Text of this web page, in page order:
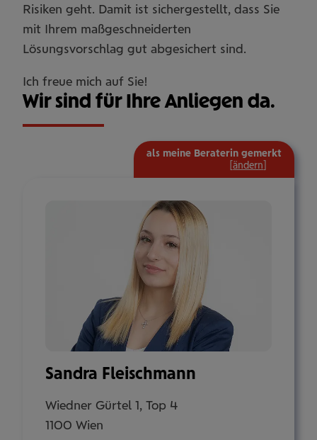
Risiken geht. Damit ist sichergestellt, dass Sie
mit Ihrem maßgeschneiderten
Lösungsvorschlag gut abgesichert sind.
Ich freue mich auf Sie!
Wir sind für Ihre Anliegen da.
Sandra Fleischmann
Wiedner Gürtel 1, Top 4
1100 Wien
als meine Beraterin gemerkt
[ändern